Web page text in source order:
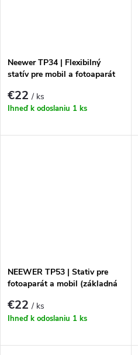
Neewer TP34 | Flexibilný
statív pre mobil a fotoaparát
€22/ ks
Ihneď k odoslaniu 1 ks
NEEWER TP53 | Stativ pre
fotoaparát a mobil (základná
€22/ ks
Ihneď k odoslaniu 1 ks